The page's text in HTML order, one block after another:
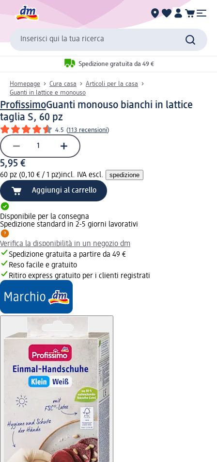
Inserisci qui la tua ricerca
Spedizione gratuita da 49 €
Homepage Cura casa
Articoli per la casa
Guanti in lattice e monouso
ProfissimoGuanti monouso bianchi in lattice
taglia S, 60 pz
4.5 (113 recensioni)
5,95 €
60 pz (0,10 € / 1 pz)incl. IVA escl. spedizione
Aggiungi al carrello
Disponibile per la consegna
Spedizione standard in 2-5 giorni lavorativi
Verifica la disponibilità in un negozio dm
Spedizione gratuita a partire da 49 €
Reso facile e gratuito
Ritiro express gratuito per i clienti registrati